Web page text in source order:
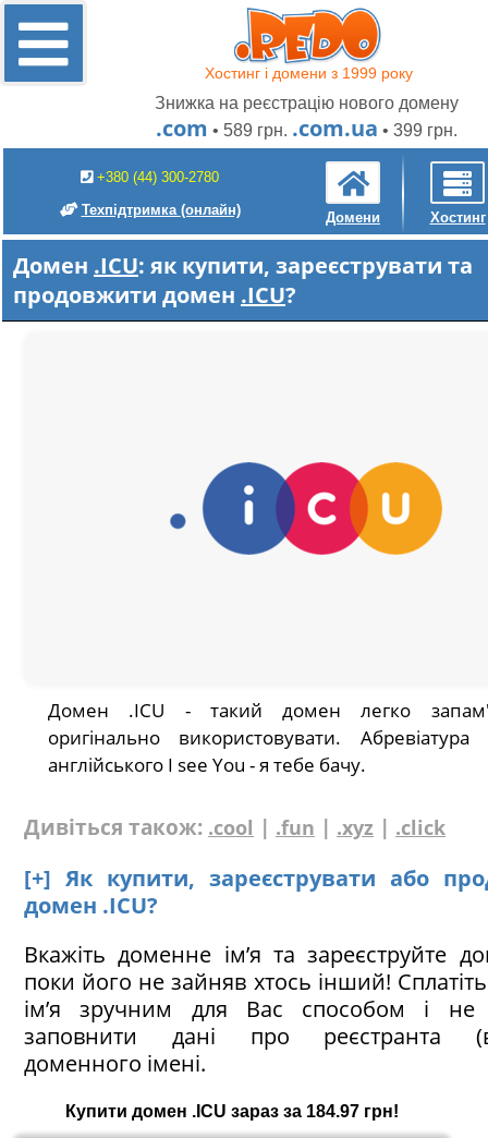
Хостинг і домени з 1999 року
Знижка на реєстрацію нового домену
.com • 589 грн. .com.ua • 399 грн.
+380 (44) 300-2780
Техпідтримка (онлайн) Домени Хостинг
Домен .ICU: як купити, зареєструвати та
продовжити домен .ICU?
Домен .ICU - такий домен легко
оригінально використовувати.
англійського I see You - я тебе бачу.
Дивіться також: .cool | .fun | .xyz | .click
[+] Як купити, зареєструвати або
домен .ICU?
Вкажіть доменне ім’я та зареєструйте
поки його не зайняв хтось інший!
ім’я зручним для Вас способом і не
заповнити дані про реєстранта
доменного імені.
Купити домен .ICU зараз за 184.97 грн!